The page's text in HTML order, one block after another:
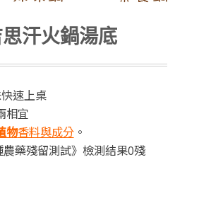
汗火鍋湯底
速上桌
相宜
物香料與成分。
農藥殘留測試》檢測結果0殘